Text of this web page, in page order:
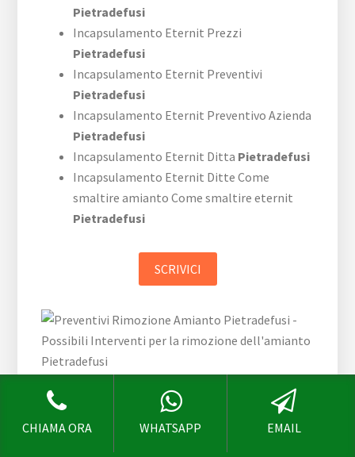
Pietradefusi
Incapsulamento Eternit Prezzi
Pietradefusi
Incapsulamento Eternit Preventivi
Pietradefusi
Incapsulamento Eternit Preventivo Azienda
Pietradefusi
Incapsulamento Eternit Ditta Pietradefusi
Incapsulamento Eternit Ditte Come
smaltire amianto Come smaltire eternit
Pietradefusi
SCRIVICI
Contattaci per avere maggiori
informazioni su Bonifica Amianto
Pietradefusi e per:
CHIAMA ORA WHATSAPP EMAIL